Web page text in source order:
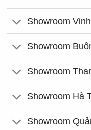
Showroom
Showroom
Showroom
Showroom Hà
Showroom